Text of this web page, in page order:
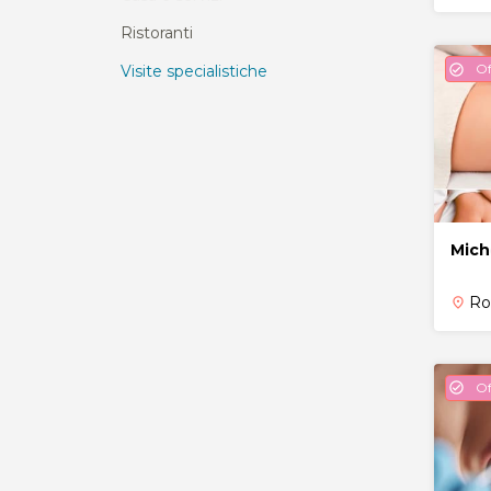
Ristoranti
Visite specialistiche
check_circle
place
check_circle